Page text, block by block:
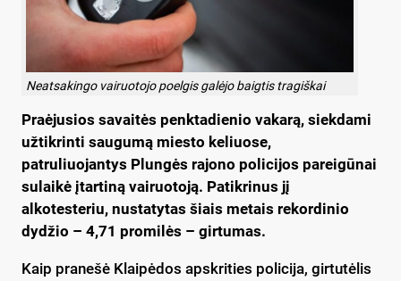
Neatsakingo vairuotojo poelgis galėjo baigtis tragiškai
Praėjusios savaitės penktadienio vakarą, siekdami
užtikrinti saugumą miesto keliuose,
patruliuojantys Plungės rajono policijos pareigūnai
sulaikė įtartiną vairuotoją. Patikrinus jį
alkotesteriu, nustatytas šiais metais rekordinio
dydžio – 4,71 promilės – girtumas.
Kaip pranešė Klaipėdos apskrities policija, girtutėlis